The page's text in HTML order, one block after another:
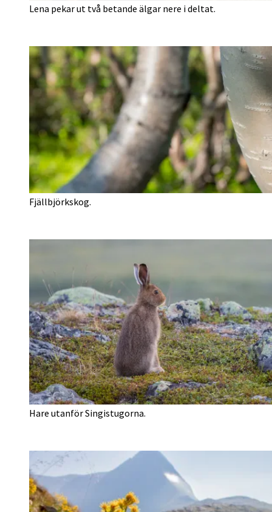
Lena pekar ut två betande älgar nere i deltat.
Fjällbjörkskog.
Hare utanför Singistugorna.